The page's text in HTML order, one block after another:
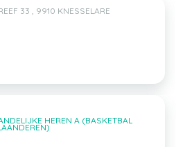
33 , 9910 KNESSELARE
HEREN A (BASKETBAL